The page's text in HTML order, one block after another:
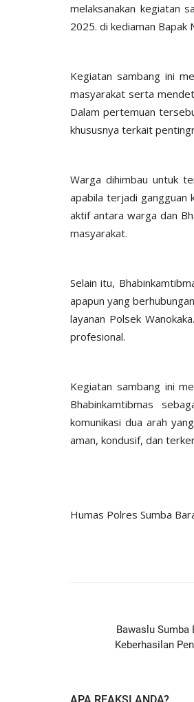
melaksanakan kegiatan
2025. di kediaman Bapak
Kegiatan sambang ini
masyarakat serta
Dalam pertemuan
khususnya terkait
Warga dihimbau untuk
apabila terjadi gangguan
aktif antara warga dan
masyarakat.
Selain itu,
apapun yang
layanan Polsek
profesional.
Kegiatan sambang ini
Bhabinkamtibmas
komunikasi dua arah
aman, kondusif, dan
Humas Polres Sumba
Bawaslu
Keberhasilan
BERANDA
Humas Polres